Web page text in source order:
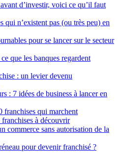
d’investir, voici ce qu’il faut
qui n’existent pas (ou très peu) en
pour se lancer sur le secteur
que les banques regardent
: un levier devenu
: 7 idées de business à lancer en
franchises qui marchent
à découvrir
commerce sans autorisation de la
pour devenir franchisé ?